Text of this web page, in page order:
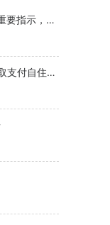
物业角色(1)
业并购谈判终止